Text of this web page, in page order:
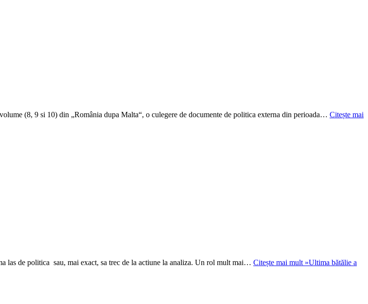
(8, 9 si 10) din „România dupa Malta“, o culegere de documente de politica externa din perioada… Citește mai
las de politica sau, mai exact, sa trec de la actiune la analiza. Un rol mult mai… Citește mai mult »Ultima bătălie a